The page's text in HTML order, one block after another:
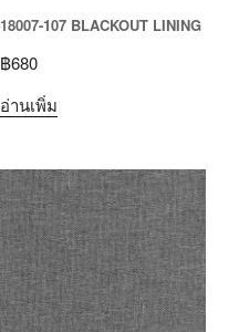
18007-107 BLACKOUT LINING
฿680
อ่านเพิ่ม